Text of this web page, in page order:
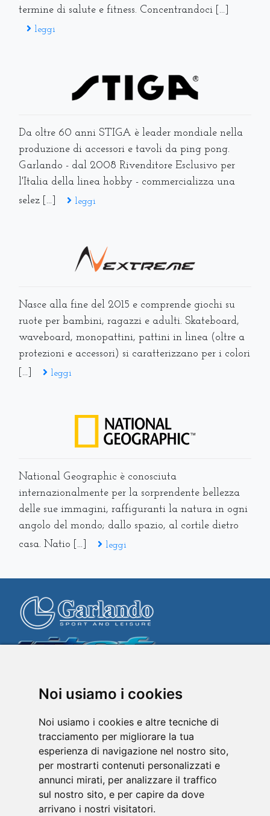
Noi usiamo i cookies
Noi usiamo i cookies e altre tecniche di
tracciamento per migliorare la tua
esperienza di navigazione nel nostro sito,
per mostrarti contenuti personalizzati e
annunci mirati, per analizzare il traffico
sul nostro sito, e per capire da dove
arrivano i nostri visitatori.
termine di salute e fitness. Concentrandoci [...]
leggi
Da oltre 60 anni STIGA è leader mondiale nella
produzione di accessori e tavoli da ping pong.
Garlando - dal 2008 Rivenditore Esclusivo per
l'Italia della linea hobby - commercializza una
selez [...]
leggi
Nasce alla fine del 2015 e comprende giochi su
ruote per bambini, ragazzi e adulti. Skateboard,
waveboard, monopattini, pattini in linea (oltre a
protezioni e accessori) si caratterizzano per i colori
[...]
leggi
National Geographic è conosciuta
internazionalmente per la sorprendente bellezza
delle sue immagini, raffiguranti la natura in ogni
angolo del mondo; dallo spazio, al cortile dietro
casa. Natio [...]
leggi
Home / Azienda / Marchi / Prodotti
Play&Communicate
/ Design & Style
Garlando by Images
/ Video / Punti vendita
Webstores
/ Contatti / Normativa cookies
Privacy Policy / Whistleblowing